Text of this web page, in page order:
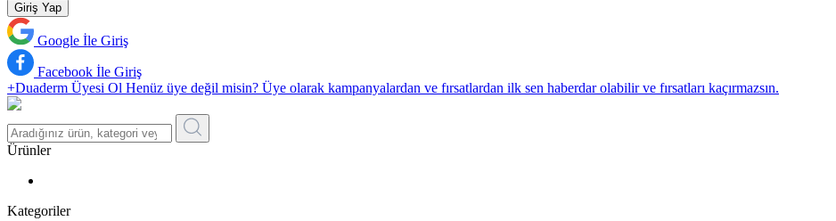
Giriş Yap
Google İle Giriş
Facebook İle Giriş
+Duaderm Üyesi Ol Henüz üye değil misin? Üye olarak kampanyalardan ve fırsatlardan ilk sen haberdar olabilir ve fırsatları kaçırmazsın.
Ürünler
Kategoriler